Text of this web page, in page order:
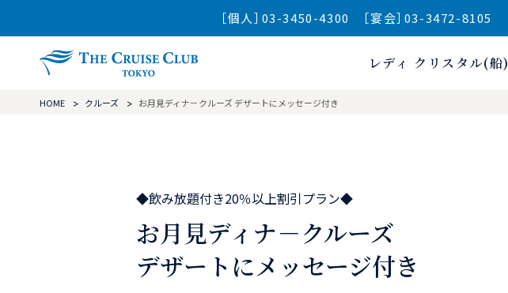
［個人］03-3450-4300 ［宴会］03-3472-8105
ザ・クルーズクラブ東京
レディ クリスタル(船)
HOME クルーズ お月見ディナ－クルーズ デザートにメッセージ付き
◆飲み放題付き20％以上割引プラン◆
お月見ディナ－クルーズ
デザートにメッセージ付き